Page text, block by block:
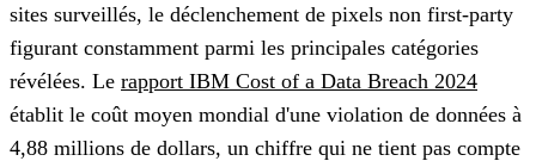
sites surveillés, le déclenchement de pixels non first-party
figurant constamment parmi les principales catégories
révélées. Le rapport IBM Cost of a Data Breach 2024
établit le coût moyen mondial d'une violation de données à
4,88 millions de dollars, un chiffre qui ne tient pas compte